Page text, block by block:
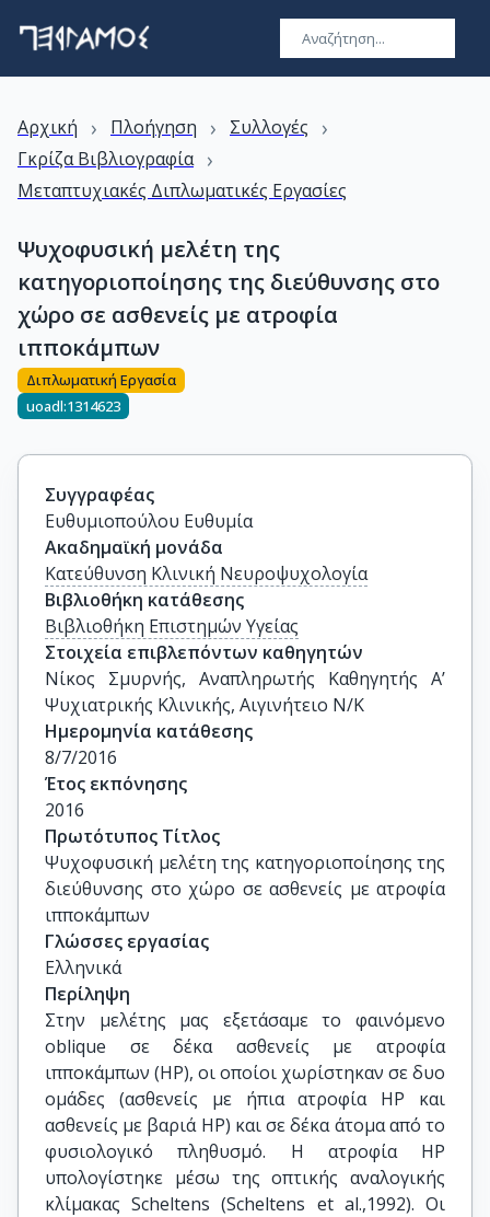
Αρχική › Πλοήγηση › Συλλογές ›
Γκρίζα Βιβλιογραφία ›
Μεταπτυχιακές Διπλωματικές Εργασίες
Ψυχοφυσική μελέτη της
κατηγοριοποίησης της διεύθυνσης στο
χώρο σε ασθενείς με ατροφία
ιπποκάμπων
Διπλωματική Εργασία
uoadl:1314623
Συγγραφέας
Ευθυμιοπούλου Ευθυμία
Ακαδημαϊκή μονάδα
Κατεύθυνση Κλινική Νευροψυχολογία
Βιβλιοθήκη κατάθεσης
Βιβλιοθήκη Επιστημών Υγείας
Στοιχεία επιβλεπόντων καθηγητών
Νίκος Σμυρνής, Αναπληρωτής Καθηγητής Α’
Ψυχιατρικής Κλινικής, Αιγινήτειο Ν/Κ
Ημερομηνία κατάθεσης
8/7/2016
Έτος εκπόνησης
2016
Πρωτότυπος Τίτλος
Ψυχοφυσική μελέτη της κατηγοριοποίησης της
διεύθυνσης στο χώρο σε ασθενείς με ατροφία
ιπποκάμπων
Γλώσσες εργασίας
Ελληνικά
Περίληψη
Στην μελέτης μας εξετάσαμε το φαινόμενο
oblique σε δέκα ασθενείς με ατροφία
ιπποκάμπων (HP), οι οποίοι χωρίστηκαν σε δυο
ομάδες (ασθενείς με ήπια ατροφία HP και
ασθενείς με βαριά HP) και σε δέκα άτομα από το
φυσιολογικό πληθυσμό. Η ατροφία HP
υπολογίστηκε μέσω της οπτικής αναλογικής
κλίμακας Scheltens (Scheltens et al.,1992). Οι